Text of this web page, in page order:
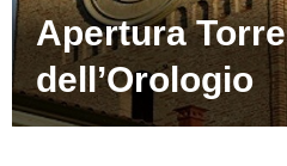
Apertura Torre
dell’Orologio